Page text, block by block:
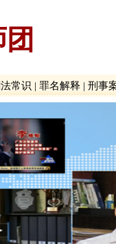
常识 | 罪名解释 | 刑事